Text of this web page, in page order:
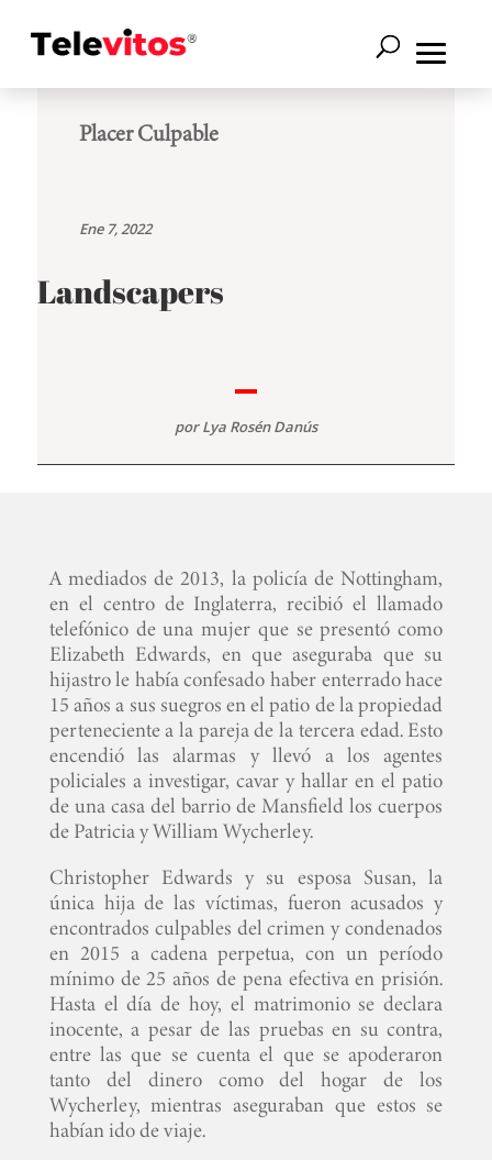
Placer Culpable
Ene 7, 2022
Landscapers
porLya Rosén Danús
A mediados de 2013, la policía de Nottingham,
en el centro de Inglaterra, recibió el llamado
telefónico de una mujer que se presentó como
Elizabeth Edwards, en que aseguraba que su
hijastro le había confesado haber enterrado hace
15 años a sus suegros en el patio de la propiedad
perteneciente a la pareja de la tercera edad. Esto
encendió las alarmas y llevó a los agentes
policiales a investigar, cavar y hallar en el patio
de una casa del barrio de Mansfield los cuerpos
de Patricia y William Wycherley.
Christopher Edwards y su esposa Susan, la
única hija de las víctimas, fueron acusados y
encontrados culpables del crimen y condenados
en 2015 a cadena perpetua, con un período
mínimo de 25 años de pena efectiva en prisión.
Hasta el día de hoy, el matrimonio se declara
inocente, a pesar de las pruebas en su contra,
entre las que se cuenta el que se apoderaron
tanto del dinero como del hogar de los
Wycherley, mientras aseguraban que estos se
habían ido de viaje.